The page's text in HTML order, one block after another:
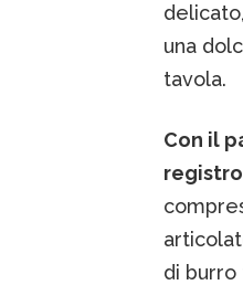
una
tavola.
Con il
registro
di burro